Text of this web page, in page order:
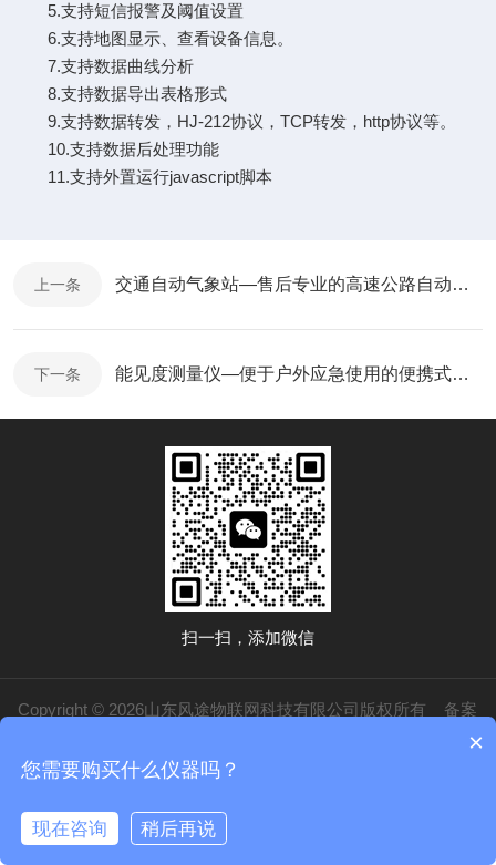
5.支持短信报警及阈值设置
6.支持地图显示、查看设备信息。
7.支持数据曲线分析
8.支持数据导出表格形式
9.支持数据转发，HJ-212协议，TCP转发，http协议等。
10.支持数据后处理功能
11.支持外置运行javascript脚本
上一条 交通自动气象站—售后专业的高速公路自动气象站@2025全+国+发+货
下一条 能见度测量仪—便于户外应急使用的便携式能见度检测仪@2025全+境+派+送
扫一扫，添加微信
Copyright © 2026山东风途物联网科技有限公司版权所有 备案
技术支持：化工仪器网
鲁公网安备37079402370840
×
您需要购买什么仪器吗？
现在咨询 稍后再说
在线咨询